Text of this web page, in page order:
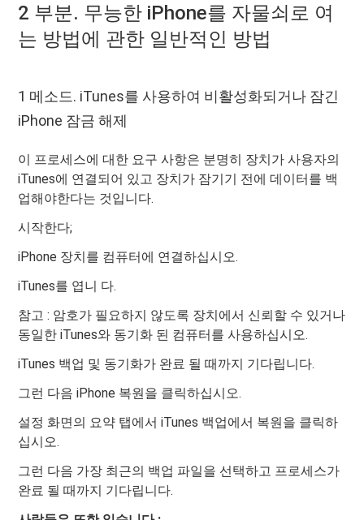
2 부분. 무능한 iPhone를 자물쇠로 여
는 방법에 관한 일반적인 방법
1 메소드. iTunes를 사용하여 비활성화되거나 잠긴
iPhone 잠금 해제
이 프로세스에 대한 요구 사항은 분명히 장치가 사용자의
iTunes에 연결되어 있고 장치가 잠기기 전에 데이터를 백
업해야한다는 것입니다.
시작한다;
iPhone 장치를 컴퓨터에 연결하십시오.
iTunes를 엽니 다.
참고 : 암호가 필요하지 않도록 장치에서 신뢰할 수 있거나
동일한 iTunes와 동기화 된 컴퓨터를 사용하십시오.
iTunes 백업 및 동기화가 완료 될 때까지 기다립니다.
그런 다음 iPhone 복원을 클릭하십시오.
설정 화면의 요약 탭에서 iTunes 백업에서 복원을 클릭하
십시오.
그런 다음 가장 최근의 백업 파일을 선택하고 프로세스가
완료 될 때까지 기다립니다.